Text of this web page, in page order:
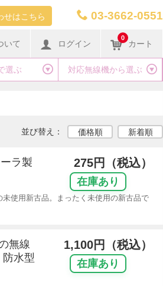
せはこちら 03-3662-0551
いて ログイン
0
カート
選ぶ 対応無線機から選ぶ
並び替え： 価格順 新着順
ラ製
275円（税込）
在庫あり
使用新古品。まったく未使用の新古品で
無線
水型
1,100円（税込）
在庫あり